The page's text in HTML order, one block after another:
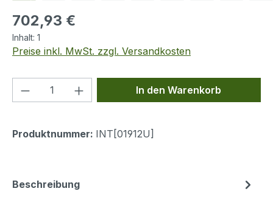
Regulärer Preis:
702,93 €
Inhalt: 1
Preise inkl. MwSt. zzgl. Versandkosten
Produkt Anzahl: Gib denIn den Warenkorb
Produktnummer: INT[01912U]
Beschreibung